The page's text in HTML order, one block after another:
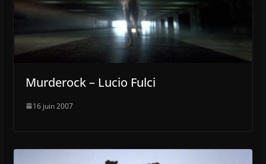
Murderock – Lucio Fulci
16 juin 2007